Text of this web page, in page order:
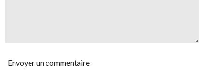
Envoyer un commentaire